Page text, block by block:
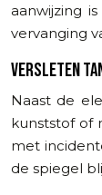
aanwijzing
vervanging
VERSLETEN
Naast de
kunststof of
met
de spiegel